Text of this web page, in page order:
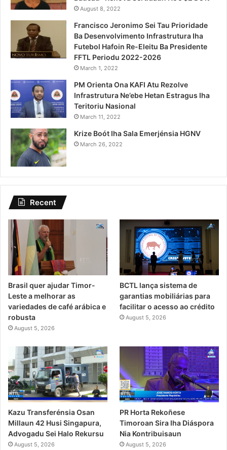
August 8, 2022
Francisco Jeronimo Sei Tau Prioridade
Ba Desenvolvimento Infrastrutura Iha
Futebol Hafoin Re-Eleitu Ba Presidente
FFTL Periodu 2022-2026
March 1, 2022
PM Orienta Ona KAFI Atu Rezolve
Infrastrutura Ne’ebe Hetan Estragus Iha
Teritoriu Nasional
March 11, 2022
Krize Boót Iha Sala Emerjénsia HGNV
March 26, 2022
Recent
Brasil quer ajudar Timor-
Leste a melhorar as
variedades de café arábica e
robusta
August 5, 2026
BCTL lança sistema de
garantias mobiliárias para
facilitar o acesso ao crédito
August 5, 2026
Kazu Transferénsia Osan
Millaun 42 Husi Singapura,
Advogadu Sei Halo Rekursu
August 5, 2026
PR Horta Rekoñese
Timoroan Sira Iha Diáspora
Nia Kontribuisaun
August 5, 2026